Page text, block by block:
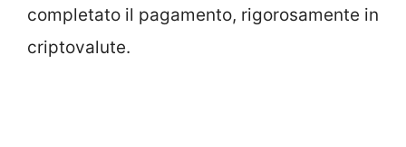
completato il pagamento, rigorosamente in
criptovalute.